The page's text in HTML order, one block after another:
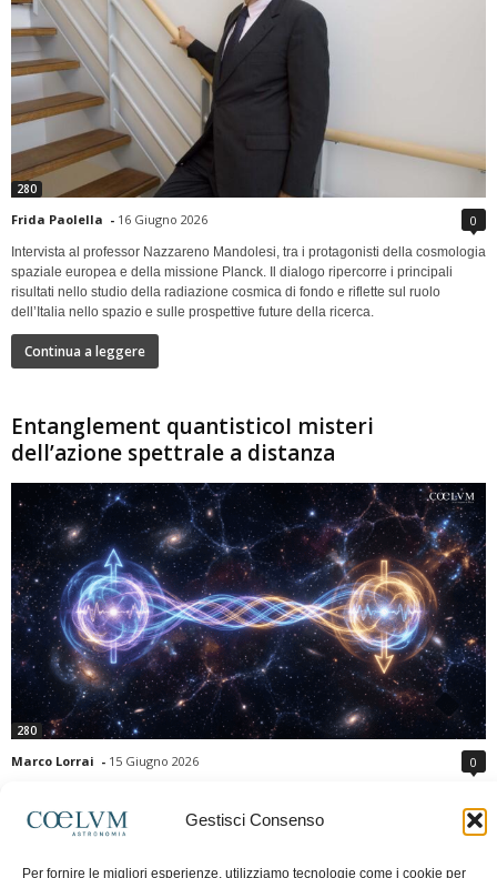
Gestisci Consenso
Per fornire le migliori esperienze, utilizziamo tecnologie come i cookie per
280
Frida Paolella - 16 Giugno 2026 0
Intervista al professor Nazzareno Mandolesi, tra i protagonisti della cosmologia
spaziale europea e della missione Planck. Il dialogo ripercorre i principali
risultati nello studio della radiazione cosmica di fondo e riflette sul ruolo
dell’Italia nello spazio e sulle prospettive future della ricerca.
Continua a leggere
Entanglement quantisticoI misteri
dell’azione spettrale a distanza
280
Marco Lorrai - 15 Giugno 2026 0
moderna: due particelle possono mostrare correlazioni che sembrano ignorare
la distanza che le separa. Gli esperimenti e i teoremi di Bell hanno escluso le
previsioni della meccanica quantistica. Nonostante ciò, l'entanglement non